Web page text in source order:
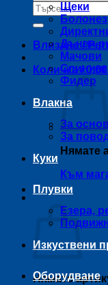
Търсене
за:
Влизане /
Количка /0,00
Нямате
Към
Количка
Нямате
Щеки
Дънен
Мачови
Фидер
Влакна
За
За
Куки
Плувки
Езера,
Изкуствени
Оборудване